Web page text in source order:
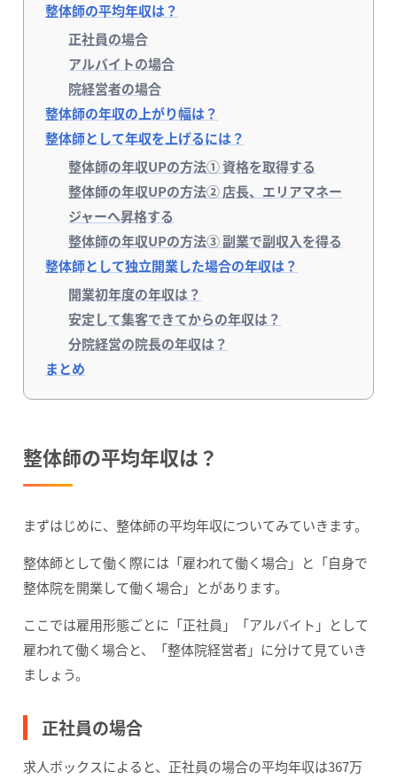
整体師の平均年収は？
正社員の場合
アルバイトの場合
院経営者の場合
整体師の年収の上がり幅は？
整体師として年収を上げるには？
整体師の年収UPの方法① 資格を取得する
整体師の年収UPの方法② 店長、エリアマネー
ジャーへ昇格する
整体師の年収UPの方法③ 副業で副収入を得る
整体師として独立開業した場合の年収は？
開業初年度の年収は？
安定して集客できてからの年収は？
分院経営の院長の年収は？
まとめ
整体師の平均年収は？
まずはじめに、整体師の平均年収についてみていきます。
整体師として働く際には「雇われて働く場合」と「自身で
整体院を開業して働く場合」とがあります。
ここでは雇用形態ごとに「正社員」「アルバイト」として
雇われて働く場合と、「整体院経営者」に分けて見ていき
ましょう。
正社員の場合
求人ボックスによると、正社員の場合の平均年収は367万